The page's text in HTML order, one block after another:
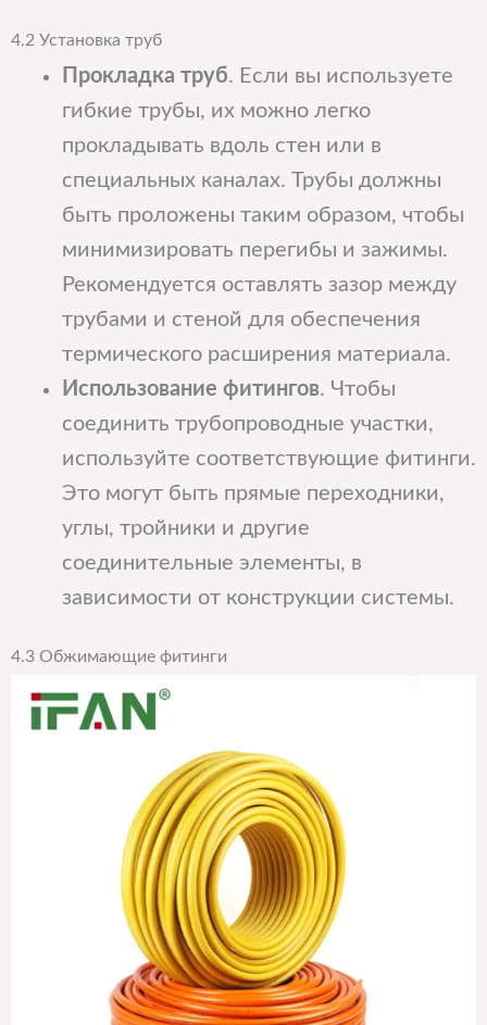
4.2 Установка труб
Прокладка труб. Если вы используете
гибкие трубы, их можно легко
прокладывать вдоль стен или в
специальных каналах. Трубы должны
быть проложены таким образом, чтобы
минимизировать перегибы и зажимы.
Рекомендуется оставлять зазор между
трубами и стеной для обеспечения
термического расширения материала.
Использование фитингов. Чтобы
соединить трубопроводные участки,
используйте соответствующие фитинги.
Это могут быть прямые переходники,
углы, тройники и другие
соединительные элементы, в
зависимости от конструкции системы.
4.3 Обжимающие фитинги